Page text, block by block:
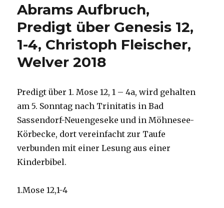
Abrams Aufbruch,
Predigt über Genesis 12,
1-4, Christoph Fleischer,
Welver 2018
Predigt über 1. Mose 12, 1 – 4a, wird gehalten
am 5. Sonntag nach Trinitatis in Bad
Sassendorf-Neuengeseke und in Möhnesee-
Körbecke, dort vereinfacht zur Taufe
verbunden mit einer Lesung aus einer
Kinderbibel.
1.Mose 12,1-4